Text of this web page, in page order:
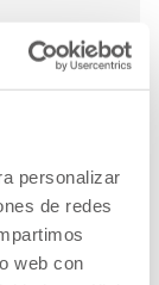
personalizar
de redes
web con
premiando a
de los
que sigan
de premios.
a nuestros
y los
SISTEMA